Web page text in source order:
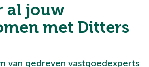
al jouw
met Ditters
van gedreven vastgoedexperts